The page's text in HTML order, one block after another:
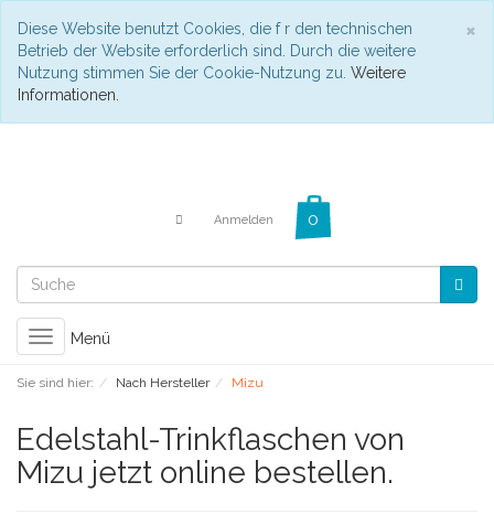
×
Diese Website benutzt Cookies, die f r den technischen
Betrieb der Website erforderlich sind. Durch die weitere
Nutzung stimmen Sie der Cookie-Nutzung zu. Weitere
Informationen.
Anmelden
Toggle
navigation
Menü
Sie sind hier: Nach Hersteller Mizu
Edelstahl-Trinkflaschen von
Mizu jetzt online bestellen.